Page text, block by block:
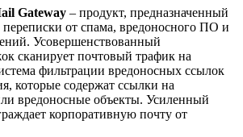
Gateway – продукт, предназначенный
от спама, вредоносного ПО и
Усовершенствованный
сканирует почтовый трафик на
фильтрации вредоносных ссылок
которые содержат ссылки на
вредоносные объекты. Усиленный
корпоративную почту от